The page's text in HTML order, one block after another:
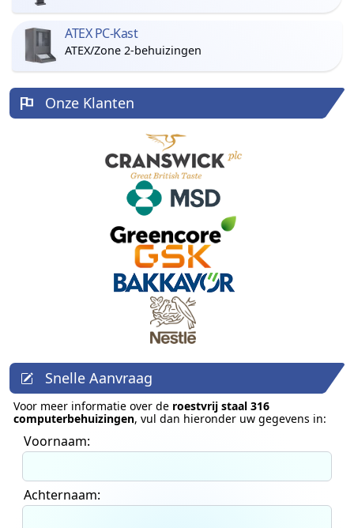
ATEX PC-Kast
ATEX/Zone 2-behuizingen
Onze Klanten
Snelle Aanvraag
Voor meer informatie over de roestvrij staal 316
computerbehuizingen, vul dan hieronder uw gegevens in:
Voornaam:
Achternaam: